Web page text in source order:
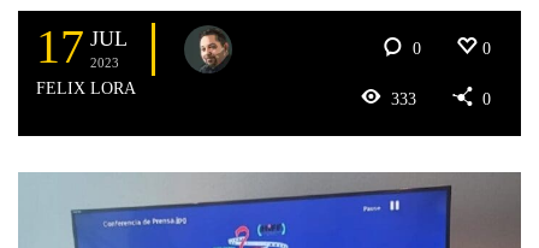
17 JUL
2023
FELIX LORA
0 0
333 0